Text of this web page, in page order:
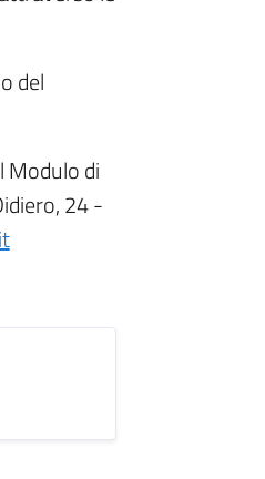
del
Modulo di
24 -